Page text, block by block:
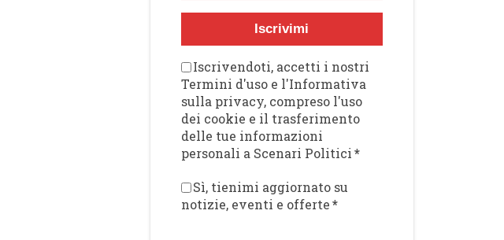
Iscrivimi
Iscrivendoti, accetti i nostri
Termini d'uso e l'Informativa
sulla privacy, compreso l'uso
dei cookie e il trasferimento
delle tue informazioni
personali a Scenari Politici*
Sì, tienimi aggiornato su
notizie, eventi e offerte*